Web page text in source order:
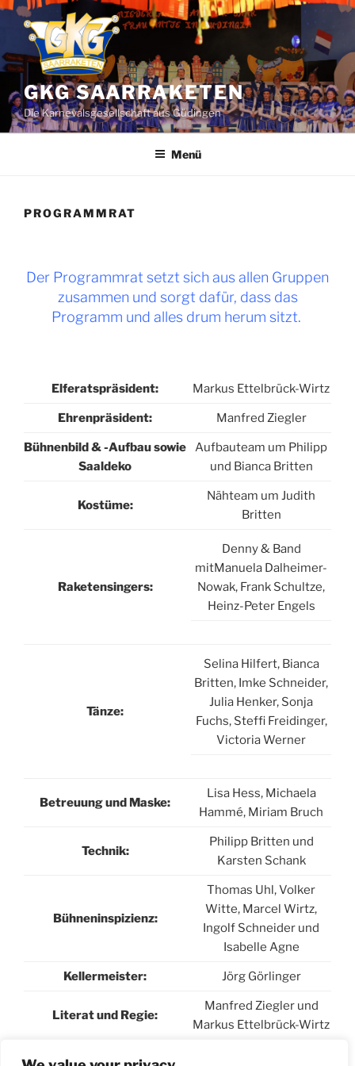
Zum
Inhalt
springen
GKG SAARRAKETEN
Die Karnevalsgesellschaft aus Güdingen
Menü
PROGRAMMRAT
Der Programmrat setzt sich aus allen Gruppen
zusammen und sorgt dafür, dass das
Programm und alles drum herum sitzt.
Elferatspräsident: Markus Ettelbrück-Wirtz
Ehrenpräsident: Manfred Ziegler
Bühnenbild & -Aufbau sowie
Saaldeko
Aufbauteam um Philipp
und Bianca Britten
Kostüme:
Nähteam um Judith
Britten
Raketensingers:
Denny & Band
mitManuela Dalheimer-
Nowak, Frank Schultze,
Heinz-Peter Engels
Tänze:
Selina Hilfert, Bianca
Britten, Imke Schneider,
Julia Henker, Sonja
Fuchs, Steffi Freidinger,
Victoria Werner
Betreuung und Maske:
Lisa Hess, Michaela
Hammé, Miriam Bruch
Technik:
Philipp Britten und
Karsten Schank
Bühneninspizienz:
Thomas Uhl, Volker
Witte, Marcel Wirtz,
Ingolf Schneider und
Isabelle Agne
Kellermeister: Jörg Görlinger
Literat und Regie:
Manfred Ziegler und
Markus Ettelbrück-Wirtz
Gesamtverantwortung